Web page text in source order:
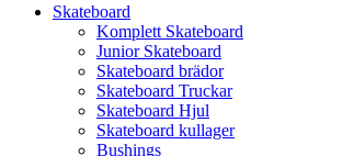
Skateboard
Komplett Skateboard
Junior Skateboard
Skateboard brädor
Skateboard Truckar
Skateboard Hjul
Skateboard kullager
Bushings